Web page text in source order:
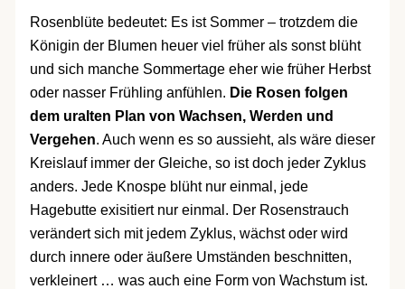
Rosenblüte bedeutet: Es ist Sommer – trotzdem die
Königin der Blumen heuer viel früher als sonst blüht
und sich manche Sommertage eher wie früher Herbst
oder nasser Frühling anfühlen. Die Rosen folgen
dem uralten Plan von Wachsen, Werden und
Vergehen. Auch wenn es so aussieht, als wäre dieser
Kreislauf immer der Gleiche, so ist doch jeder Zyklus
anders. Jede Knospe blüht nur einmal, jede
Hagebutte exisitiert nur einmal. Der Rosenstrauch
verändert sich mit jedem Zyklus, wächst oder wird
durch innere oder äußere Umständen beschnitten,
verkleinert … was auch eine Form von Wachstum ist.